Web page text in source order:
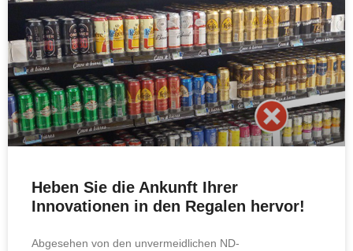
Heben Sie die Ankunft Ihrer
Innovationen in den Regalen hervor!
Abgesehen von den unvermeidlichen ND-